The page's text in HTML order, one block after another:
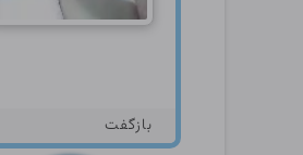
بازگفت